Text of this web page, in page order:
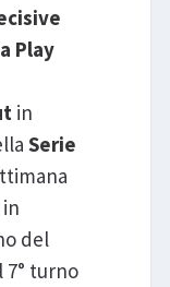
Play
in
Serie
del
7° turno